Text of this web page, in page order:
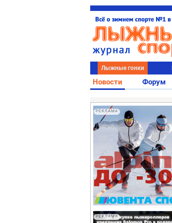
Лыжные гонки
Новости Форум
РЕКЛАМА
РЕКЛАМА